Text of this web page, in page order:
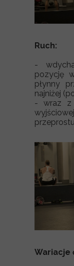
Ruch:
-
pozycję
płynny
najniżej
- wraz z
Wariacje